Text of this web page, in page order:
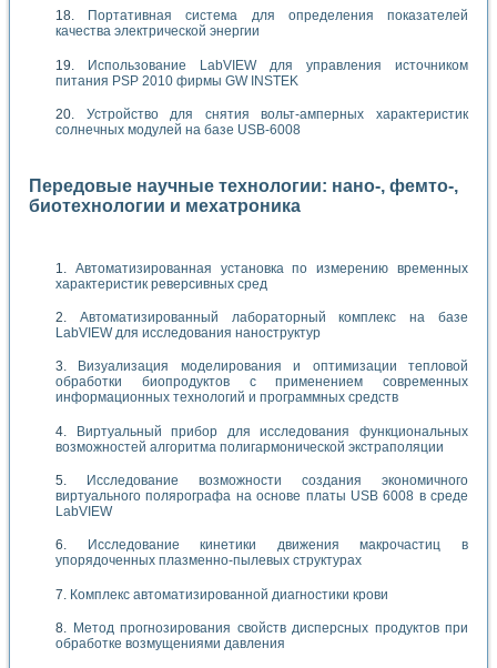
Портативная система для определения показателей
качества электрической энергии
Использование LabVIEW для управления источником
питания PSP 2010 фирмы GW INSTEK
Устройство для снятия вольт-амперных характеристик
солнечных модулей на базе USB-6008
Передовые научные технологии: нано-, фемто-,
биотехнологии и мехатроника
Автоматизированная установка по измерению временных
характеристик реверсивных сред
Автоматизированный лабораторный комплекс на базе
LabVIEW для исследования наноструктур
Визуализация моделирования и оптимизации тепловой
обработки биопродуктов с применением современных
информационных технологий и программных средств
Виртуальный прибор для исследования функциональных
возможностей алгоритма полигармонической экстраполяции
Исследование возможности создания экономичного
виртуального полярографа на основе платы USB 6008 в среде
LabVIEW
Исследование кинетики движения макрочастиц в
упорядоченных плазменно-пылевых структурах
Комплекс автоматизированной диагностики крови
Метод прогнозирования свойств дисперсных продуктов при
обработке возмущениями давления